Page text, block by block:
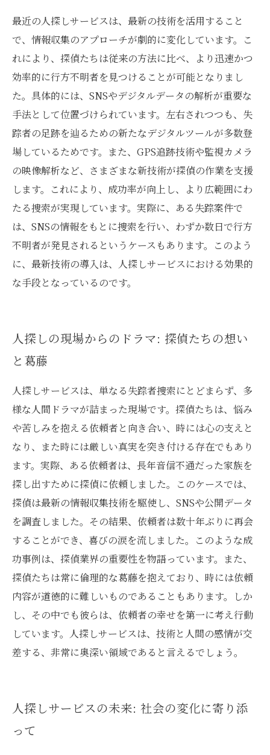
最近の人探しサービスは、最新の技術を活用すること
で、情報収集のアプローチが劇的に変化しています。こ
れにより、探偵たちは従来の方法に比べ、より迅速かつ
効率的に行方不明者を見つけることが可能となりまし
た。具体的には、SNSやデジタルデータの解析が重要な
手法として位置づけられています。左右されつつも、失
踪者の足跡を辿るための新たなデジタルツールが多数登
場しているためです。また、GPS追跡技術や監視カメラ
の映像解析など、さまざまな新技術が探偵の作業を支援
します。これにより、成功率が向上し、より広範囲にわ
たる捜索が実現しています。実際に、ある失踪案件で
は、SNSの情報をもとに捜索を行い、わずか数日で行方
不明者が発見されるというケースもあります。このよう
に、最新技術の導入は、人探しサービスにおける効果的
な手段となっているのです。
人探しの現場からのドラマ: 探偵たちの想い
と葛藤
人探しサービスは、単なる失踪者捜索にとどまらず、多
様な人間ドラマが詰まった現場です。探偵たちは、悩み
や苦しみを抱える依頼者と向き合い、時には心の支えと
なり、また時には厳しい真実を突き付ける存在でもあり
ます。実際、ある依頼者は、長年音信不通だった家族を
探し出すために探偵に依頼しました。このケースでは、
探偵は最新の情報収集技術を駆使し、SNSや公開データ
を調査しました。その結果、依頼者は数十年ぶりに再会
することができ、喜びの涙を流しました。このような成
功事例は、探偵業界の重要性を物語っています。また、
探偵たちは常に倫理的な葛藤を抱えており、時には依頼
内容が道徳的に難しいものであることもあります。しか
し、その中でも彼らは、依頼者の幸せを第一に考え行動
しています。人探しサービスは、技術と人間の感情が交
差する、非常に奥深い領域であると言えるでしょう。
人探しサービスの未来: 社会の変化に寄り添
って